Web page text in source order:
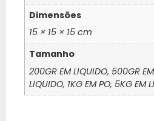
Dimensões
15 × 15 × 15 cm
Tamanho
200GR EM LIQUIDO, 500GR
LIQUIDO, 1KG EM PO, 5KG EM